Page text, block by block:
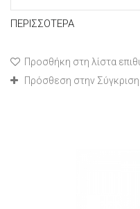
ΠΕΡΙΣΣΌΤΕΡΑ
Προσθήκη στη λίστα
Πρόσθεση στην Σύγκριση